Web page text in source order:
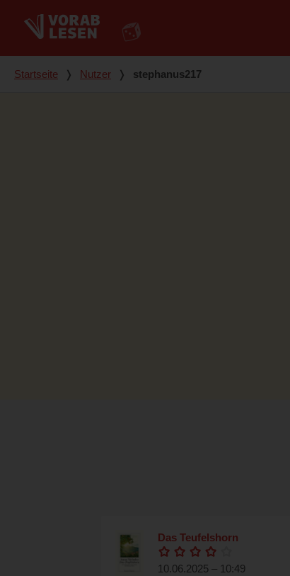
Du bist hier
Startseite ❭ Nutzer ❭ stephanus217
Das Teufelshorn
10.06.2025 – 10:49